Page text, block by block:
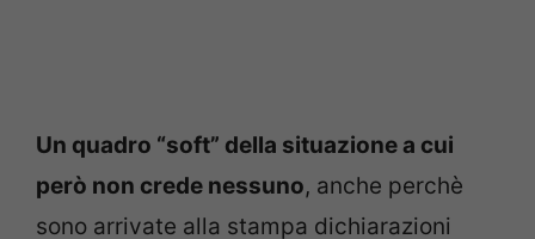
Un quadro “soft” della situazione a cui
però non crede nessuno, anche perchè
sono arrivate alla stampa dichiarazioni